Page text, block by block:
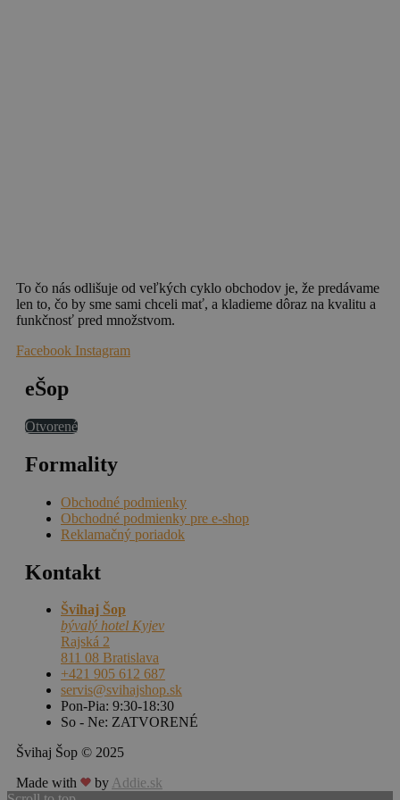
To čo nás odlišuje od veľkých cyklo obchodov je, že predávame
len to, čo by sme sami chceli mať, a kladieme dôraz na kvalitu a
funkčnosť pred množstvom.
Facebook Instagram
eŠop
Otvorené
Formality
Obchodné podmienky
Obchodné podmienky pre e-shop
Reklamačný poriadok
Kontakt
Švihaj Šop
bývalý hotel Kyjev
Rajská 2
811 08 Bratislava
+421 905 612 687
servis@svihajshop.sk
Pon-Pia: 9:30-18:30
So - Ne: ZATVORENÉ
Švihaj Šop © 2025
Made with
by Addie.sk